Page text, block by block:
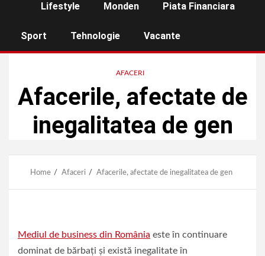
Lifestyle Monden Piata Financiara
Sport Tehnologie Vacante
AFACERI
Afacerile, afectate de
inegalitatea de gen
Home Afaceri Afacerile, afectate de inegalitatea de gen
Mediul de business din România este în continuare
dominat de bărbaţi şi există inegalitate în